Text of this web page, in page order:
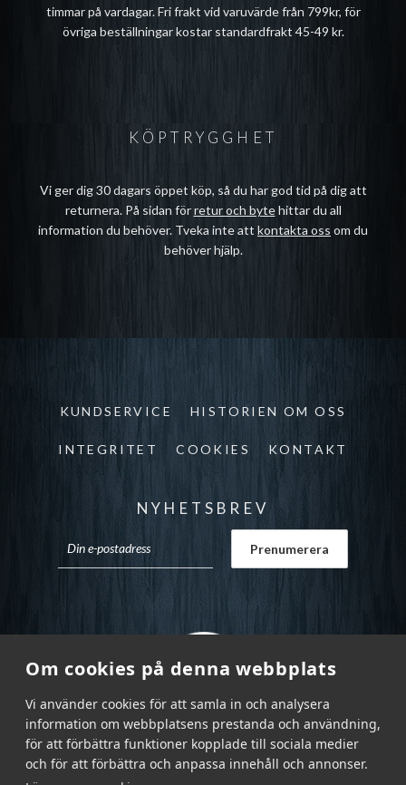
Om cookies på denna webbplats
Vi använder cookies för att samla in och analysera
information om webbplatsens prestanda och användning,
för att förbättra funktioner kopplade till sociala medier
och för att förbättra och anpassa innehåll och annonser.
timmar på vardagar. Fri frakt vid varuvärde från 799kr, för
övriga beställningar kostar standardfrakt 45-49 kr.
KÖPTRYGGHET
Vi ger dig 30 dagars öppet köp, så du har god tid på dig att
returnera. På sidan förretur och bytehittar du all
information du behöver. Tveka inte att kontakta oss om du
behöver hjälp.
KUNDSERVICE HISTORIEN OM OSS
INTEGRITET COOKIES KONTAKT
NYHETSBREV